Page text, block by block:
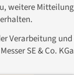
weitere
Verarbeitung
SE & Co.